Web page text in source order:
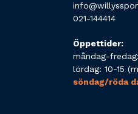
021-144414
Öppettider:
måndag-
lördag: 10-15
söndag/röda